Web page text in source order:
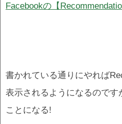
Facebookの【
書かれている通りにやれば
表示されるようになるのです
ことになる!